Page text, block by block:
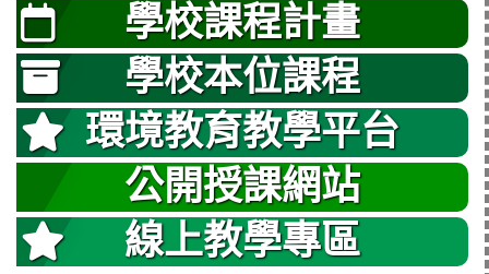
學校課程計畫
學校本位課程
環境教育教學平台
公開授課網站
線上教學專區